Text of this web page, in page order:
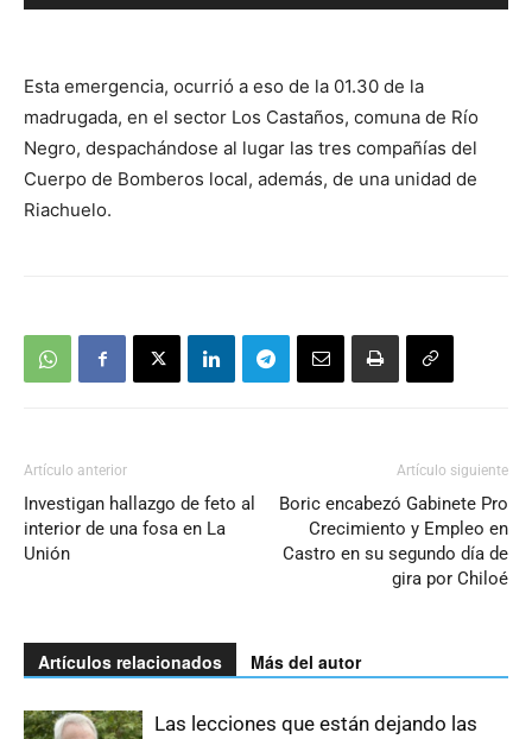
de
Esta emergencia, ocurrió a eso de la 01.30 de la
madrugada, en el sector Los Castaños, comuna de Río
Negro, despachándose al lugar las tres compañías del
Cuerpo de Bomberos local, además, de una unidad de
Riachuelo.
Artículo anterior
Investigan hallazgo de feto al
interior de una fosa en La
Unión
Artículo siguiente
Boric encabezó Gabinete Pro
Crecimiento y Empleo en
Castro en su segundo día de
gira por Chiloé
Artículos relacionados Más del autor
Las lecciones que están dejando las